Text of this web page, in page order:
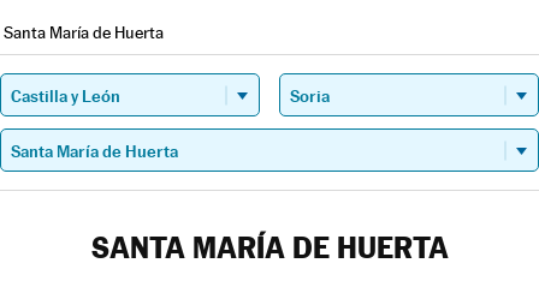
Santa María de Huerta
SANTA MARÍA DE HUERTA